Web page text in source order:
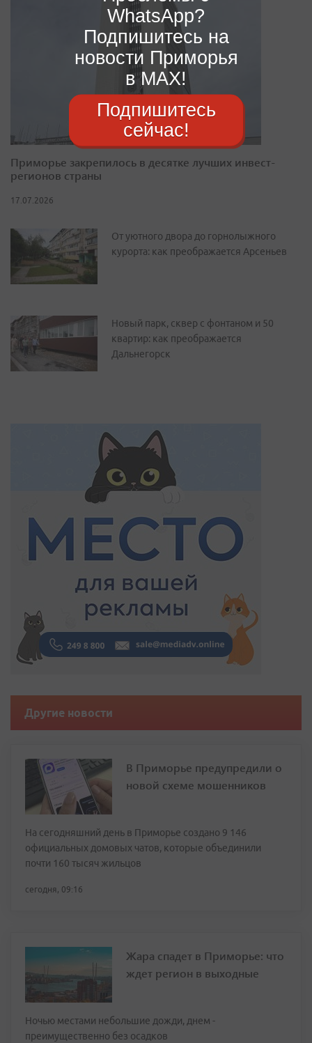
Приморье закрепилось в десятке лучших инвест-
регионов страны
17.07.2026
От уютного двора до горнолыжного
курорта: как преображается Арсеньев
Новый парк, сквер с фонтаном и 50
квартир: как преображается
Дальнегорск
Другие новости
В Приморье предупредили о
новой схеме мошенников
На сегодняшний день в Приморье создано 9 146
официальных домовых чатов, которые объединили
почти 160 тысяч жильцов
сегодня, 09:16
Жара спадет в Приморье: что
ждет регион в выходные
Ночью местами небольшие дожди, днем -
преимущественно без осадков
WhatsApp?
Подпишитесь на
новости Приморья
в MAX!
Подпишитесь
сейчас!